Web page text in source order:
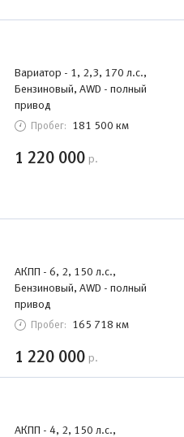
Вариатор - 1, 2,3, 170 л.с.,
Бензиновый, AWD - полный
привод
Пробег: 181 500 км
1 220 000 р.
АКПП - 6, 2, 150 л.с.,
Бензиновый, AWD - полный
привод
Пробег: 165 718 км
1 220 000 р.
АКПП - 4, 2, 150 л.с.,